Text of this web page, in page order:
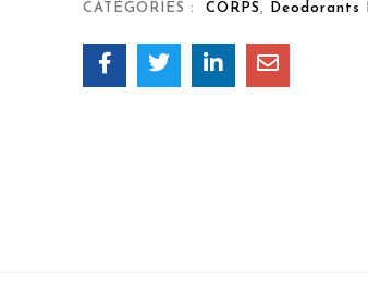
CATÉGORIES : CORPS , Deodorants